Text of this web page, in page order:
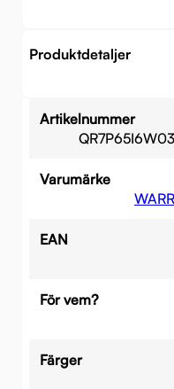
Produktdetaljer
Artikelnummer
Varumärke
EAN
För vem?
Färger